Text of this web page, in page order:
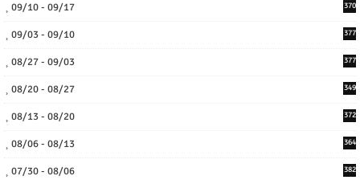
09/10 - 09/17 370
09/03 - 09/10 377
08/27 - 09/03 377
08/20 - 08/27 349
08/13 - 08/20 372
08/06 - 08/13 364
07/30 - 08/06 382